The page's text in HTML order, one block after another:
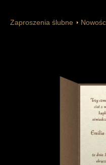
Zaproszenia ślubne